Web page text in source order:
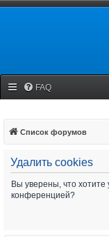
FAQ
Список форумов
Удалить cookies
Вы уверены, что
конференцией?